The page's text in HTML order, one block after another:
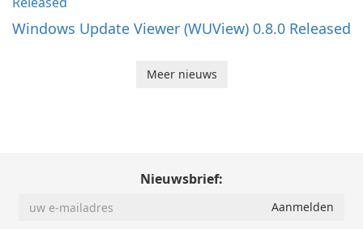
Windows Update Viewer (WUView) 0.8.0 Released
Meer nieuws
Nieuwsbrief: